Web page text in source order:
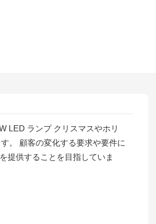
LED ランプ クリスマスやホリ
。 顧客の変化する要求や要件に
提供することを目指していま